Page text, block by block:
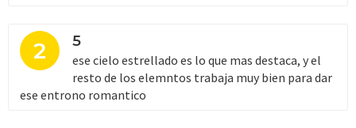
2 5
ese cielo estrellado es lo que mas destaca, y el
resto de los elemntos trabaja muy bien para dar
ese entrono romantico